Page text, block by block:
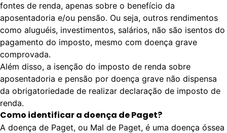
fontes de renda, apenas sobre o benefício da
aposentadoria e/ou pensão. Ou seja, outros rendimentos
como aluguéis, investimentos, salários, não são isentos do
pagamento do imposto, mesmo com doença grave
comprovada.
Além disso, a isenção do imposto de renda sobre
aposentadoria e pensão por doença grave não dispensa
da obrigatoriedade de realizar declaração de imposto de
renda.
Como identificar a doença de Paget?
A doença de Paget, ou Mal de Paget, é uma doença óssea